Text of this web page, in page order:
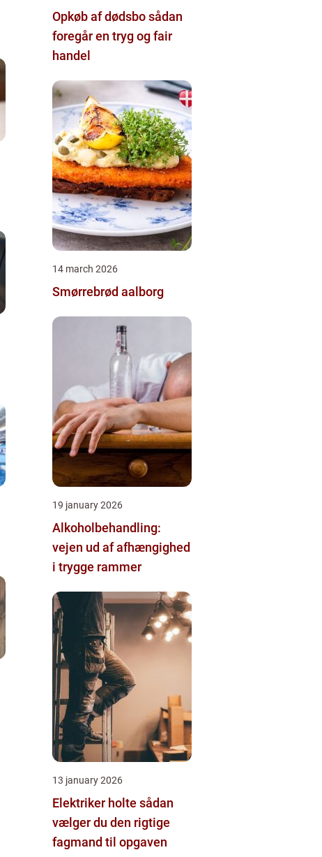
Opkøb af dødsbo sådan
foregår en tryg og fair
handel
14 march 2026
Smørrebrød aalborg
19 january 2026
Alkoholbehandling:
vejen ud af afhængighed
i trygge rammer
13 january 2026
Elektriker holte sådan
vælger du den rigtige
fagmand til opgaven